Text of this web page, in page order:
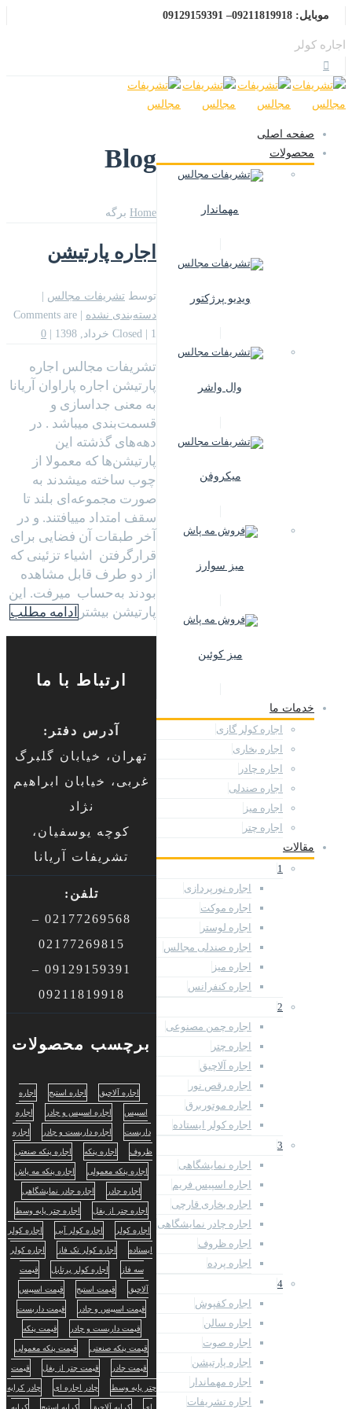
موبایل: 09211819918– 09129159391
اجاره کولر
صفحه اصلی
محصولات
مهماندار
ویدیو پرژکتور
وال واشر
میکروفن
میز سوارز
میز کوئین
خدمات ما
اجاره کولر گازی
اجاره بخاری
اجاره چادر
اجاره صندلی
اجاره میز
اجاره چتر
مقالات
1
اجاره نورپردازی
اجاره موکت
اجاره لوستر
اجاره صندلی مجالس
اجاره میز
اجاره کنفرانس
2
اجاره چمن مصنوعی
اجاره چتر
اجاره آلاچیق
اجاره رقص نور
اجاره موتوربرق
اجاره کولر ایستاده
3
اجاره نمایشگاهی
اجاره اسپیس فریم
اجاره بخاری قارچی
اجاره چادر نمایشگاهی
اجاره ظروف
اجاره پرده
4
اجاره کفپوش
اجاره سالن
اجاره صوت
اجاره پارتیشن
اجاره مهماندار
اجاره تشریفات
Blog
Home برگه
اجاره پارتیشن
توسط تشریفات مجالس
دسته‌بندی نشده
Comments are
Closed
1 خرداد, 1398 0
تشریفات مجالس اجاره
پارتیشن اجاره پاراوان آریانا
به معنی جداسازی و
قسمت‌بندی میباشد . در
دهه‌های گذشته این
پارتیشن‌ها که معمولا از
چوب ساخته میشدند به
صورت مجموعه‌ای بلند تا
سقف امتداد مییافتند. و در
آخر طبقات آن فضایی برای
قرارگرفتن اشیاء تزئینی که
از دو طرف قابل مشاهده
بودند به‌حساب میرفت. این
پارتیشن ‌بیشتر
ادامه مطلب
ارتباط با ما
آدرس دفتر:
تهران، خیابان گلبرگ
غربی، خیابان ابراهیم
نژاد
کوچه یوسفیان،
تشریفات آریانا
تلفن:
02177269568 –
02177269815
09129159391 –
09211819918
برچسب محصولات
اجاره آلاچیق اجاره استیج اجاره
اسپیس اجاره اسپیس و چادر اجاره
داربست اجاره داربست و چادر اجاره
ظروف اجاره پنکه اجاره پنکه صنعتی
اجاره پنکه معمولی اجاره پنکه مه پاش
اجاره چادر اجاره چادر نمایشگاهی
اجاره چتر از بغل اجاره چتر پایه وسط
اجاره کولر اجاره کولر آبی اجاره کولر
ایستاده اجاره کولر تک فاز اجاره کولر
سه فاز اجاره کولر پرتابل قیمت
آلاچیق قیمت استیج قیمت اسپیس
قیمت اسپیس و چادر قیمت داربست
قیمت داربست و چادر قیمت پنکه
قیمت پنکه صنعتی قیمت پنکه معمولی
قیمت چادر قیمت چتر از بغل قیمت
چتر پایه وسط چادر اجاره ای چادر کرایه
ای کرایه آلاچیق کرایه استیج کرایه